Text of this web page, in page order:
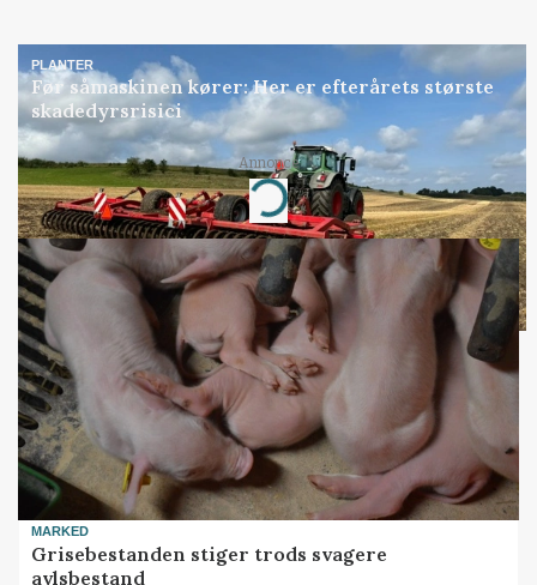
PLANTER
Før såmaskinen kører: Her er efterårets største
skadedyrsrisici
Annonce
Loading...
MARKED
Grisebestanden stiger trods svagere
avlsbestand